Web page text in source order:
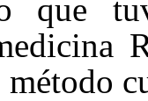
que
método